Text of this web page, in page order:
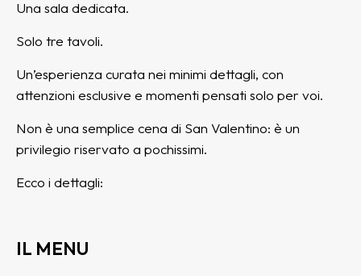
Una sala dedicata.
Solo tre tavoli.
Un’esperienza curata nei minimi dettagli, con
attenzioni esclusive e momenti pensati solo per voi.
Non è una semplice cena di San Valentino: è un
privilegio riservato a pochissimi.
Ecco i dettagli:
IL MENU